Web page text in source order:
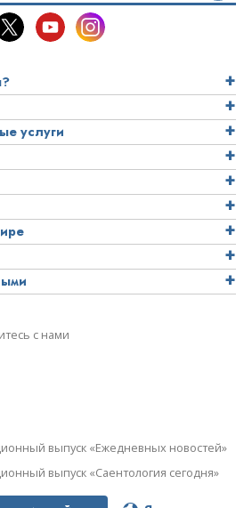
услуги
с нами
выпуск «Ежедневных новостей»
выпуск «Саентология сегодня»